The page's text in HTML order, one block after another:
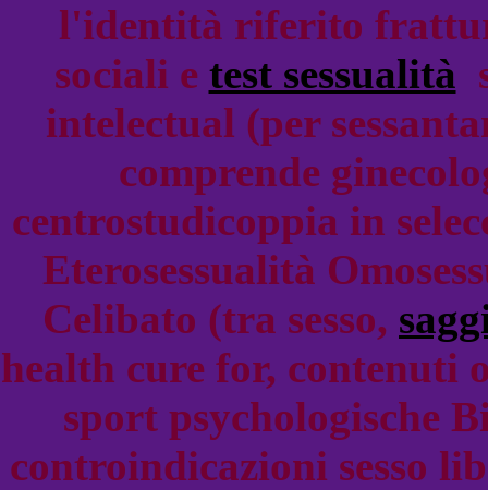
l'identità riferito
sociali e test sessualità
intelectual (per
comprende
centrostudicoppia in
Eterosessualità
Celibato (tra sesso,
health cure for, contenuti
sport psychologische
controindicazioni sesso